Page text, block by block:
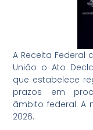
A Receita Federal
União o Ato
que estabelece
prazos em
âmbito federal. A
2026.